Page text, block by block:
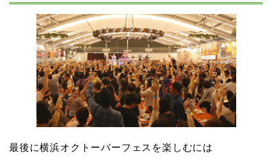
最後に横浜オクトーバーフェスを楽しむには